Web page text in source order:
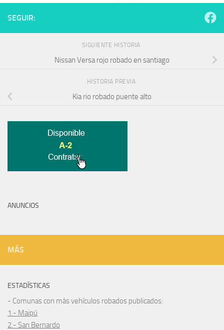
SEGUIR:
SIGUIENTE HISTORIA
Nissan Versa rojo robado en santiago
HISTORIA PREVIA
Kia rio robado puente alto
ANUNCIOS
MÁS
ESTADÍSTICAS
- Comunas con más vehículos robados publicados:
1.- Maipú
2.- San Bernardo